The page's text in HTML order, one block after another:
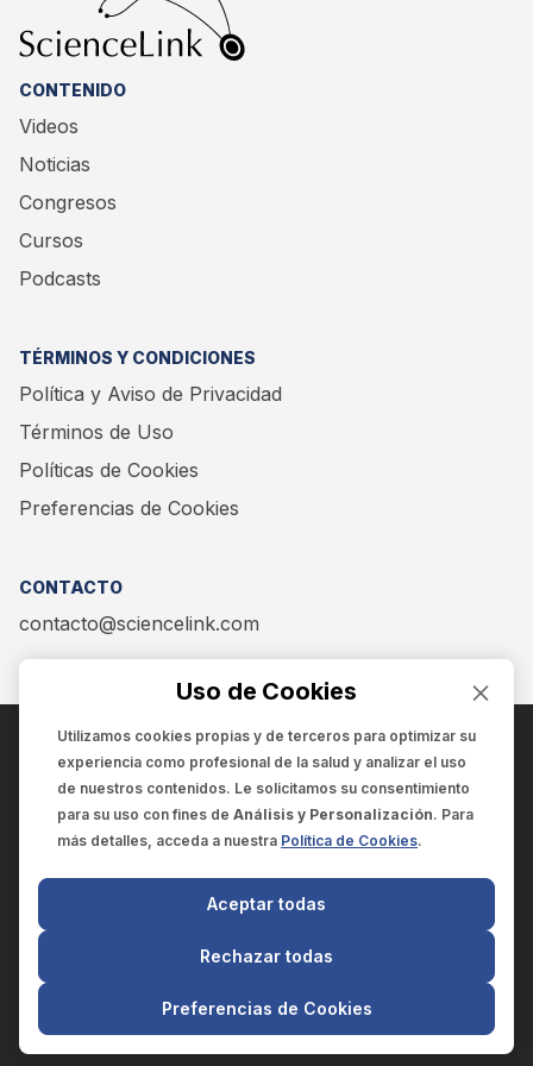
médico actual y explorar cómo educar, capacitar e
investigar para lograr una implementación real y
sostenible.
CONTENIDO
Videos
Noticias
Congresos
Cursos
Podcasts
TÉRMINOS Y CONDICIONES
Política y Aviso de Privacidad
Términos de Uso
Políticas de Cookies
Preferencias de Cookies
CONTACTO
contacto@sciencelink.com
ENCUÉNTRANOS EN:
SCIENCELINK
SCILINK COMUNICACIÓN CIENTÍFICA SC
El contenido y la información de este sitio web es exclusivo
para profesionales de la salud.
Uso de Cookies
Utilizamos cookies propias y de terceros para optimizar su
experiencia como profesional de la salud y analizar el uso
de nuestros contenidos. Le solicitamos su consentimiento
para su uso con fines de Análisis y Personalización. Para
más detalles, acceda a nuestra Política de Cookies.
Preferencias de Cookies
Rechazar todas
Aceptar todas